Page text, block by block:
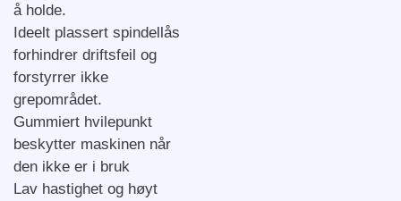
å holde.
Ideelt plassert spindellås
forhindrer driftsfeil og
forstyrrer ikke
grepområdet.
Gummiert hvilepunkt
beskytter maskinen når
den ikke er i bruk
Lav hastighet og høyt